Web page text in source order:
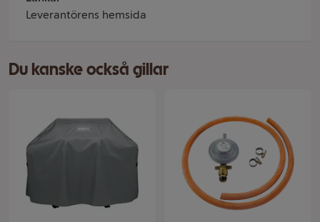
Leverantörens hemsida
Du kanske också gillar